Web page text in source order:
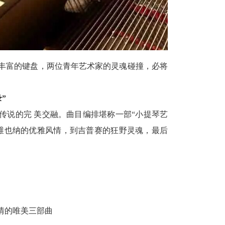
的键盘，两位青年艺术家的灵魂碰撞，必将
”
的完 美交融。曲目编排堪称一部“小提琴艺
纳的优雅风情，到吉普赛的狂野灵魂，最后
的唯美三部曲